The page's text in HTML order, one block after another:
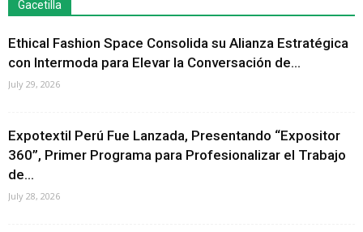
Gacetilla
Ethical Fashion Space Consolida su Alianza Estratégica
con Intermoda para Elevar la Conversación de...
July 29, 2026
Expotextil Perú Fue Lanzada, Presentando “Expositor
360”, Primer Programa para Profesionalizar el Trabajo
de...
July 28, 2026